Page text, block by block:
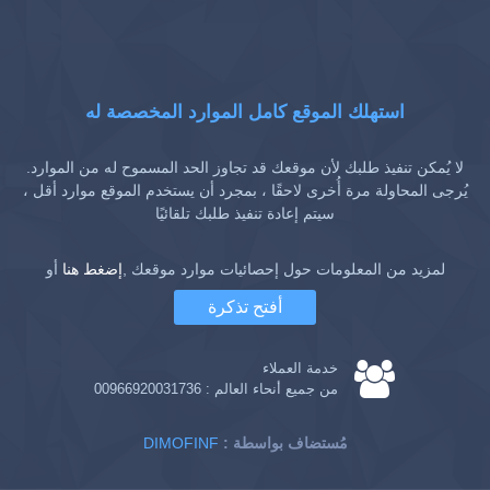
استهلك الموقع كامل الموارد المخصصة له
لا يُمكن تنفيذ طلبك لأن موقعك قد تجاوز الحد المسموح له من الموارد.
يُرجى المحاولة مرة أُخرى لاحقًا ، بمجرد أن يستخدم الموقع موارد أقل ،
سيتم إعادة تنفيذ طلبك تلقائيًا
لمزيد من المعلومات حول إحصائيات موارد موقعك ,إضغط هنا أو
أفتح تذكرة
خدمة العملاء
من جميع أنحاء العالم : 00966920031736
DIMOFINF : مُستضاف بواسطة